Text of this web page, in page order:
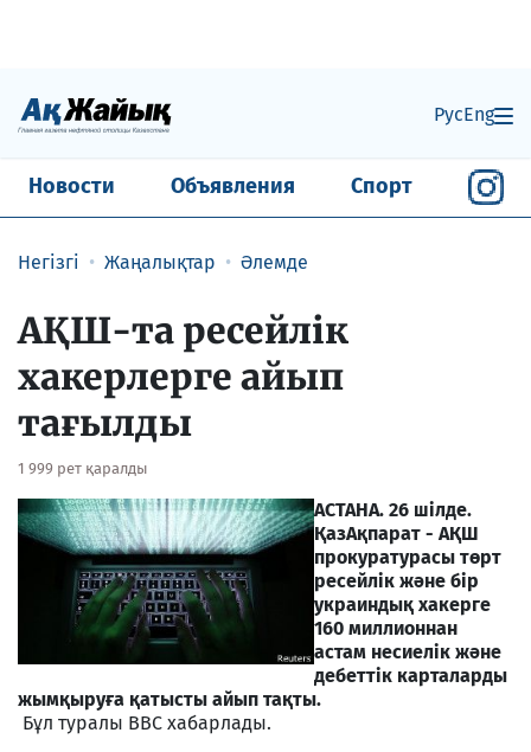
РусEng
Новости Объявления Спорт
Негізгі Жаңалықтар Әлемде
АҚШ-та ресейлік
хакерлерге айып
тағылды
1 999 рет қаралды
АСТАНА. 26 шілде.
ҚазАқпарат - АҚШ
прокуратурасы төрт
ресейлік және бір
украиндық хакерге
160 миллионнан
астам несиелік және
дебеттік карталарды
жымқыруға қатысты айып тақты.
Бұл туралы ВВС хабарлады.